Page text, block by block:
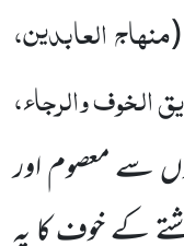
(منہاج العابدین،
الخوف والرجاء،
سے معصوم اور
کے خوف کا یہ